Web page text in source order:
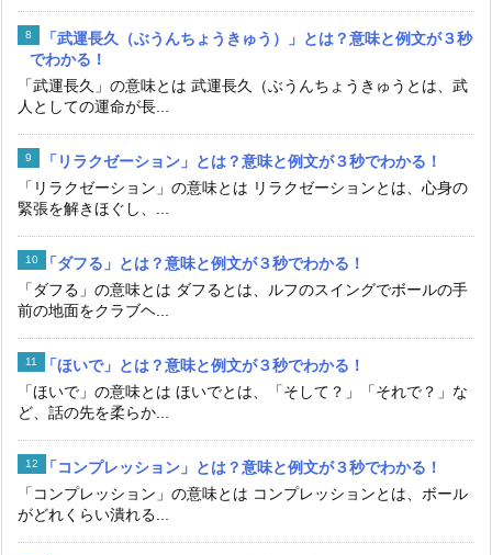
「武運長久（ぶうんちょうきゅう）」とは？意味と例文が３秒
でわかる！
「武運長久」の意味とは 武運長久（ぶうんちょうきゅうとは、武
人としての運命が長...
「リラクゼーション」とは？意味と例文が３秒でわかる！
「リラクゼーション」の意味とは リラクゼーションとは、心身の
緊張を解きほぐし、...
「ダフる」とは？意味と例文が３秒でわかる！
「ダフる」の意味とは ダフるとは、ルフのスイングでボールの手
前の地面をクラブヘ...
「ほいで」とは？意味と例文が３秒でわかる！
「ほいで」の意味とは ほいでとは、「そして？」「それで？」な
ど、話の先を柔らか...
「コンプレッション」とは？意味と例文が３秒でわかる！
「コンプレッション」の意味とは コンプレッションとは、ボール
がどれくらい潰れる...